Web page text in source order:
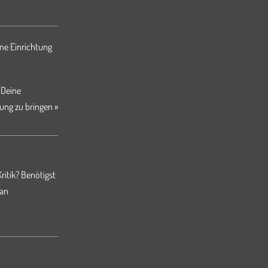
Einrichtung
zu bringen »
Benötigst